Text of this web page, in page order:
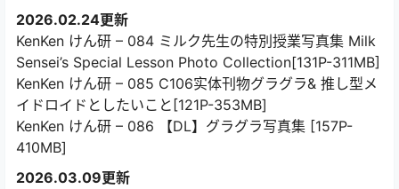
2026.02.24更新
KenKen けん研 – 084 ミルク先生の特別授業写真集 Milk
Sensei’s Special Lesson Photo Collection[131P-311MB]
KenKen けん研 – 085 C106实体刊物グラグラ& 推し型メ
イドロイドとしたいこと[121P-353MB]
KenKen けん研 – 086 【DL】グラグラ写真集 [157P-
410MB]
2026.03.09更新